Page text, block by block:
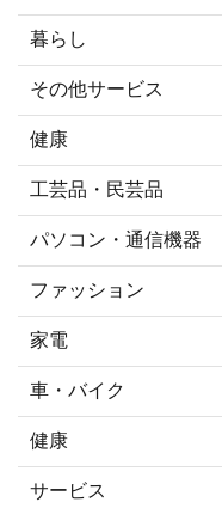
暮らし
その他サービス
健康
工芸品・民芸品
パソコン・通信機器
ファッション
家電
車・バイク
健康
サービス